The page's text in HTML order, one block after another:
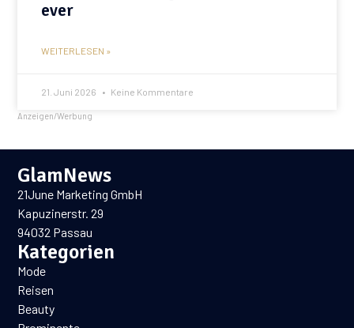
ever
WEITERLESEN »
21. Juni 2026 Keine Kommentare
Anzeigen/Werbung
GlamNews
21June Marketing GmbH
Kapuzinerstr. 29
94032 Passau
Kategorien
Mode
Reisen
Beauty